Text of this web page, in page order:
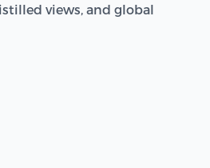
views, and global